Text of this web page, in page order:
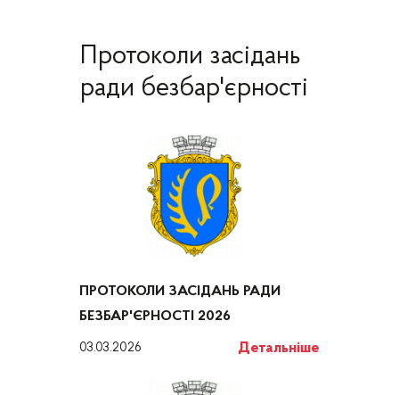
Протоколи засідань
ради безбар'єрності
ПРОТОКОЛИ ЗАСІДАНЬ РАДИ
БЕЗБАР'ЄРНОСТІ 2026
03.03.2026 Детальніше